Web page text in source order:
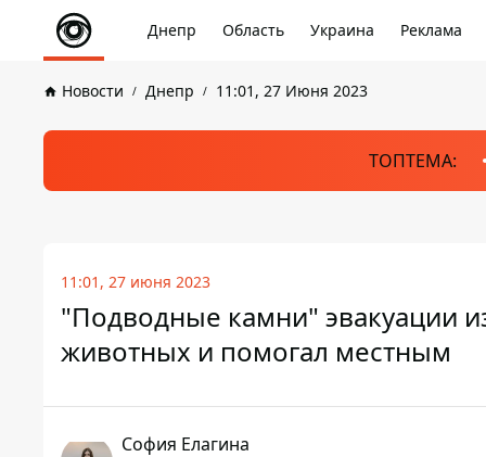
Днепр Область Украина Реклама
Новости Днепр 11:01, 27 Июня 2023
ТОПТЕМА:
11:01, 27 июня 2023
"Подводные камни" эвакуации
животных и помогал местным
София Елагина